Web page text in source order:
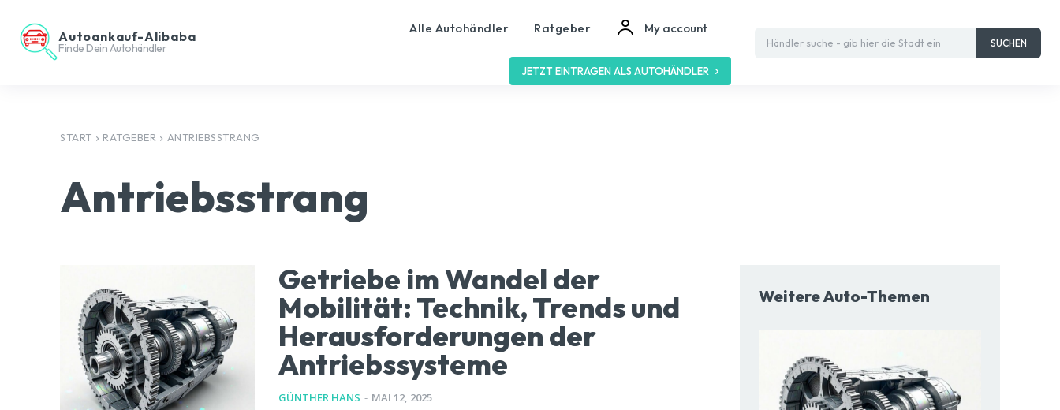
Autoankauf-Alibaba
Finde Dein Autohändler
Alle Autohändler Ratgeber My account
JETZT EINTRAGEN ALS AUTOHÄNDLER
Händler suche - gib hier die Stadt ein SUCHEN
START RATGEBER ANTRIEBSSTRANG
Antriebsstrang
Getriebe im Wandel der
Mobilität: Technik, Trends und
Herausforderungen der
Antriebssysteme
GÜNTHER HANS - MAI 12, 2025
Weitere Auto-Themen